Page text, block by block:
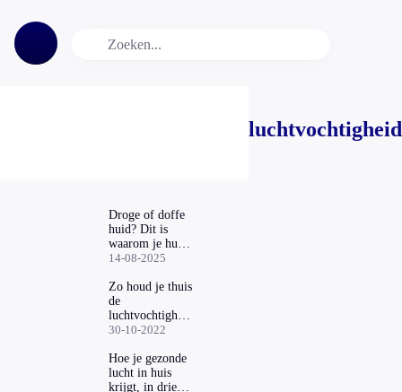
luchtvochtigheid
Droge of doffe
huid? Dit is
waarom je huid
zo reageert na
werkdag
14-08-2025
Zo houd je thuis
de
luchtvochtigheid
op peil deze
30-10-2022
Hoe je gezonde
lucht in huis
krijgt, in drie